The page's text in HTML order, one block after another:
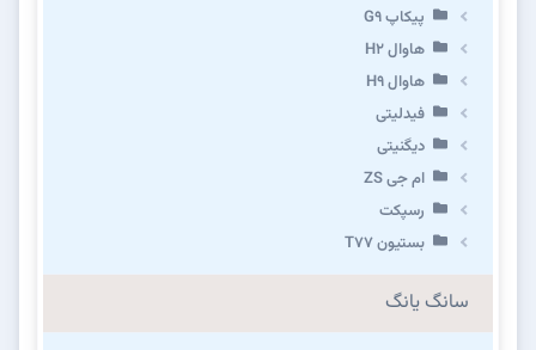
پیکاپ G۹
هاوال H۲
هاوال H۹
فیدلیتی
دیگنیتی
ام جی ZS
رسپکت
بستیون T۷۷
سانگ یانگ